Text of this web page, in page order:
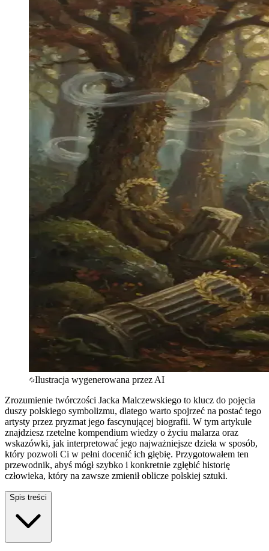
Ilustracja wygenerowana przez AI
Zrozumienie twórczości Jacka Malczewskiego to klucz do pojęcia
duszy polskiego symbolizmu, dlatego warto spojrzeć na postać tego
artysty przez pryzmat jego fascynującej biografii. W tym artykule
znajdziesz rzetelne kompendium wiedzy o życiu malarza oraz
wskazówki, jak interpretować jego najważniejsze dzieła w sposób,
który pozwoli Ci w pełni docenić ich głębię. Przygotowałem ten
przewodnik, abyś mógł szybko i konkretnie zgłębić historię
człowieka, który na zawsze zmienił oblicze polskiej sztuki.
Spis treści